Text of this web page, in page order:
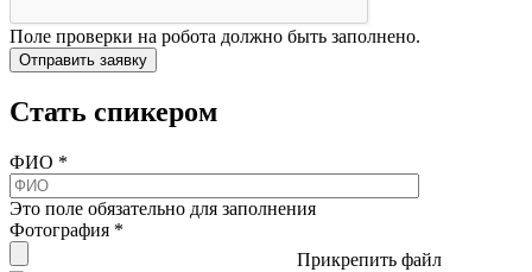
Поле проверки на робота должно быть заполнено.
Стать спикером
ФИО *
Это поле обязательно для заполнения
Фотография *
Прикрепить файл